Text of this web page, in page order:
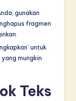
gunakan
fragmen
untuk
mungkin
Teks